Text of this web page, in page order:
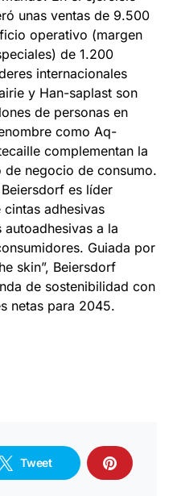
unas ventas de 9.500
operativo (margen
de 1.200
internacionales
y Han-saplast son
de personas en
como Aq-
complementan la
negocio de consumo.
es líder
adhesivas
a la
Guiada por
skin”, Beiersdorf
de sostenibilidad con
netas para 2045.
Tweet